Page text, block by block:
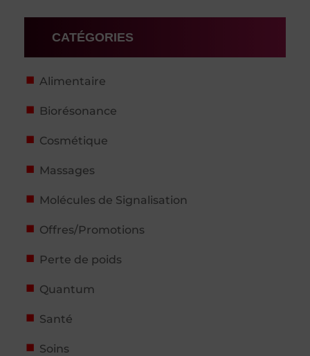
CATÉGORIES
Alimentaire
Biorésonance
Cosmétique
Massages
Molécules de Signalisation
Offres/Promotions
Perte de poids
Quantum
Santé
Soins